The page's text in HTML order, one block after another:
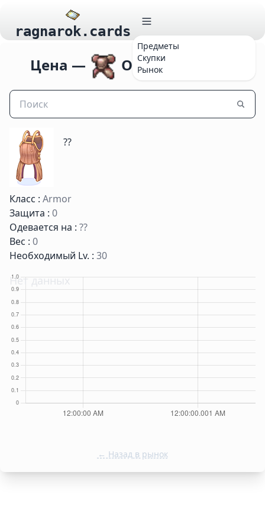
ragnarok.cards
Предметы
Скупки
Рынок
Цена — Ordinary Armor
??
Класс : Armor
Защита : 0
Одевается на : ??
Вес : 0
Необходимый Lv. : 30
Нет данных
← Назад в рынок